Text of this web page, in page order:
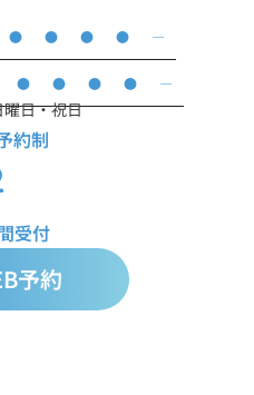
● ● ● ● ―
● ● ● ● ―
日・祝日
約制
受付
予約